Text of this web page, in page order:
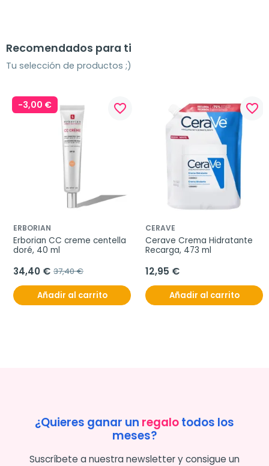
Recomendados para ti
Tu selección de productos ;)
-3,00 € favorite_border
ERBORIAN
Erborian CC creme centella
doré, 40 ml
34,40 € 37,40 €
Añadir al carrito
favorite_border
CERAVE
Cerave Crema Hidratante
Recarga, 473 ml
12,95 €
Añadir al carrito
¿Quieres ganar un regalotodos los
meses?
Suscríbete a nuestra newsletter y consigue un